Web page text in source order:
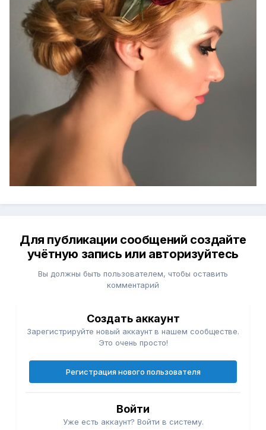
Для публикации сообщений создайте
учётную запись или авторизуйтесь
Вы должны быть пользователем, чтобы оставить
комментарий
Создать аккаунт
Зарегистрируйте новый аккаунт в нашем сообществе.
Это очень просто!
Регистрация нового пользователя
Войти
Уже есть аккаунт? Войти в систему.